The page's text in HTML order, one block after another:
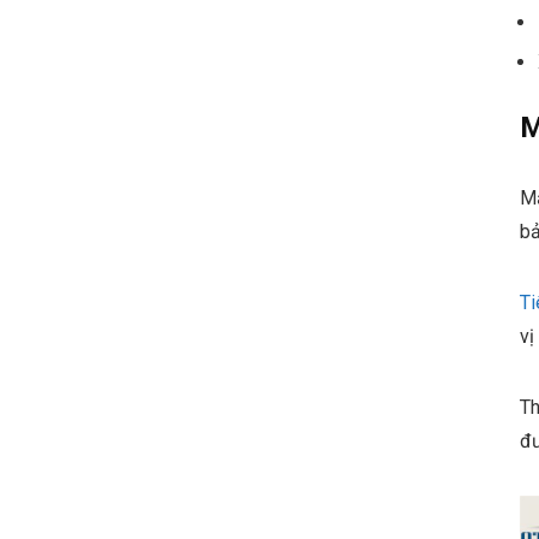
vị